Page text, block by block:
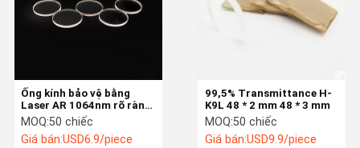
Phẩm
99,5% Transmittance H-
K9L 48 * 2 mm 48 * 3 mm
MOQ:50 chiếc
Giá bán:USD9.9/piece
Ống kính bảo vệ bằng
Laser AR 1064nm rõ ràng
15 * 2mm 15 * 4mm Vật
liệu H-K9L
MOQ:50 chiếc
Giá bán:USD6.9/piece